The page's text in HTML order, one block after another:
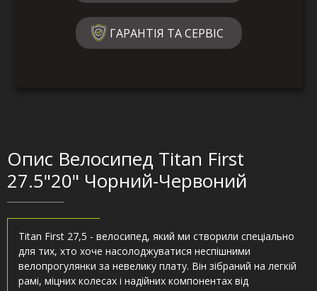
ГАРАНТІЯ ТА СЕРВІС
Опис Велосипед Titan First
27.5"20" Чорний-Червоний
Titan First 27,5 - велосипед, який ми створили спеціально
для тих, хто хоче насолоджуватися неспішними
велопрогулянки за невелику плату. Він зібраний на легкій
рамі, міцних колесах і надійних компонентах від